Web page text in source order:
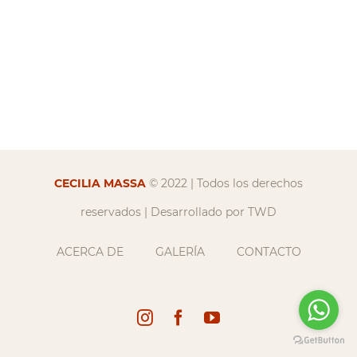
CECILIA MASSA © 2022 | Todos los derechos
reservados | Desarrollado por TWD
ACERCA DE GALERÍA CONTACTO
InstagramFacebookYouTube